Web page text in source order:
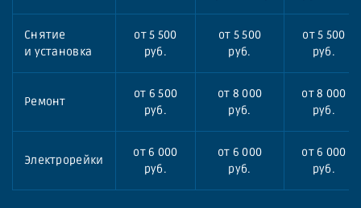
Снятие
и установка
от 5 500
руб.
от 5 500
руб.
от 5 500
руб.
Ремонт
от 6 500
руб.
от 8 000
руб.
от 8 000
руб.
Электрорейки
от 6 000
руб.
от 6 000
руб.
от 6 000
руб.